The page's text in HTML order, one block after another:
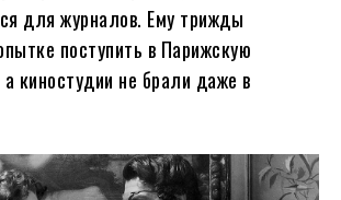
для журналов. Ему трижды
поступить в Парижскую
киностудии не брали даже в